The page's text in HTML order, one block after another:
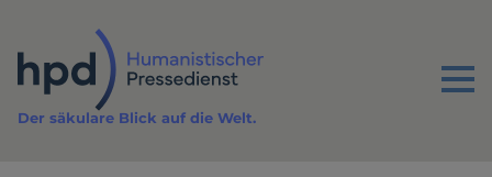
Inhalt
Menu
Der säkulare Blick auf die Welt.